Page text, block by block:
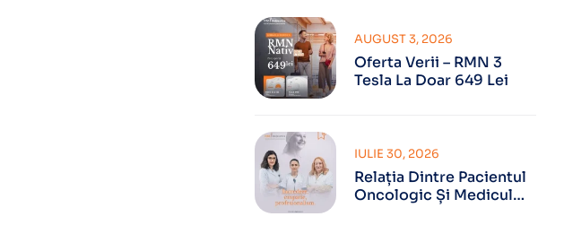
Oferta Verii – RMN 3
Tesla La Doar 649 Lei
AUGUST 3, 2026
Relația Dintre Pacientul
Oncologic Și Medicul
IULIE 30, 2026